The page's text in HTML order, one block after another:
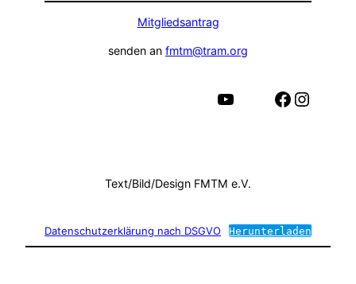
Mitgliedsantrag
senden an fmtm@tram.org
Facebook Instagram
YouTube
Text/Bild/Design FMTM e.V.
Datenschutzerklärung nach DSGVO Herunterladen